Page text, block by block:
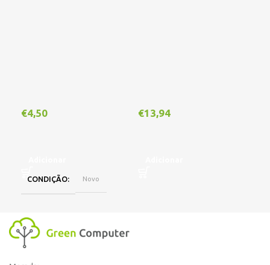
€4,50
CONDIÇÃO Novo
€13,94